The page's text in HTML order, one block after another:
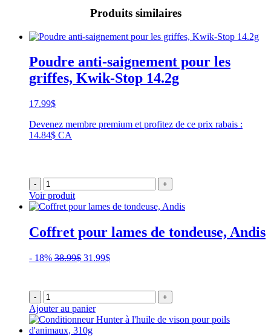
Produits similaires
Poudre anti-saignement pour les
griffes, Kwik-Stop 14.2g
17.99$
Devenez membre premium et profitez de ce prix rabais :
14.84$ CA
- +
Voir produit
Coffret pour lames de tondeuse, Andis
- 18% 38.99$ Le
était :
38.99$.
31.99$Le
est :
31.99$.
- +
Ajouter au panier